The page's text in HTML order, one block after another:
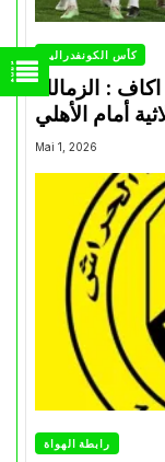
كأس الكونفدرالية
: الزمالك
Mai 1, 2026
رابطة الهواة